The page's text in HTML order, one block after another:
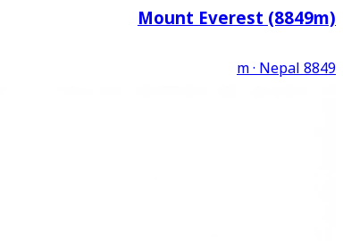
Mount Everest (8849m)
8849 m
·Nepal